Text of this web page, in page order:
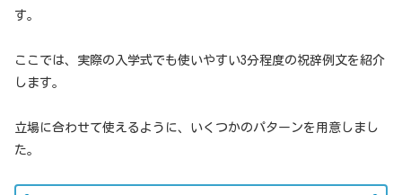
す。
ここでは、実際の入学式でも使いやすい3分程度の祝辞例文を紹介
します。
立場に合わせて使えるように、いくつかのパターンを用意しまし
た。